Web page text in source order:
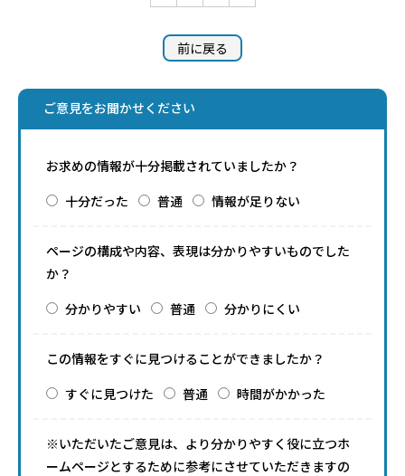
前に戻る
ご意見をお聞かせください
お求めの情報が十分掲載されていましたか？
十分だった
普通 情報が足りない
ページの構成や内容、表現は分かりやすいものでした
か？
分かりやすい
普通 分かりにくい
この情報をすぐに見つけることができましたか？
すぐに見つけた
普通 時間がかかった
※いただいたご意見は、より分かりやすく役に立つホ
ームページとするために参考にさせていただきますの